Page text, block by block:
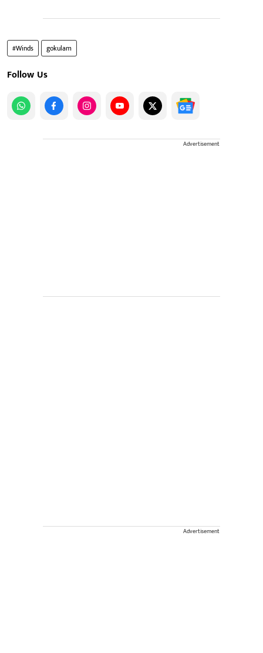
#Winds gokulam
Follow Us
Advertisement
Advertisement